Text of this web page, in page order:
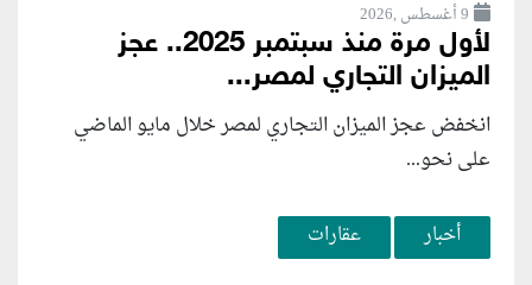
9 أغسطس ,2026
لأول مرة منذ سبتمبر 2025.. عجز
الميزان التجاري لمصر...
انخفض عجز الميزان التجاري لمصر خلال مايو الماضي
على نحو...
أخبار عقارات